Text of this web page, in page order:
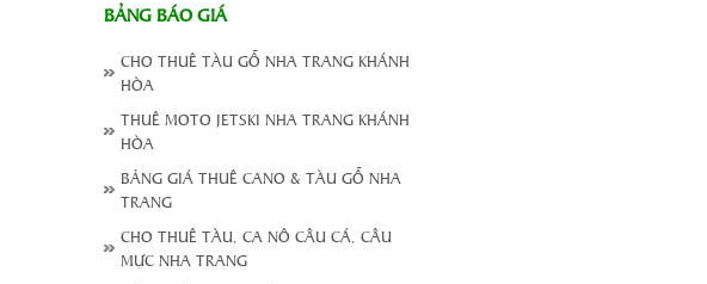
BẢNG BÁO GIÁ
CHO THUÊ TÀU GỖ NHA TRANG KHÁNH
HÒA
THUÊ MOTO JETSKI NHA TRANG KHÁNH
HÒA
BẢNG GIÁ THUÊ CANO & TÀU GỖ NHA
TRANG
CHO THUÊ TÀU, CA NÔ CÂU CÁ, CÂU
MỰC NHA TRANG